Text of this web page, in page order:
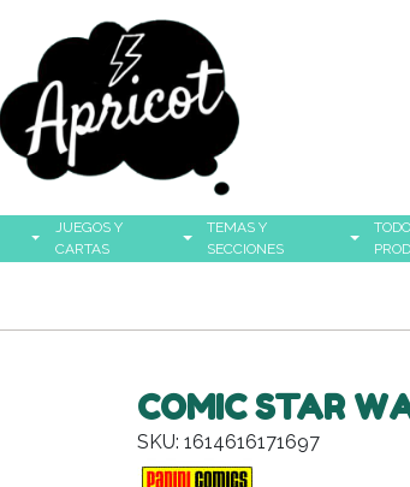
JUEGOS Y
CARTAS
TEMAS Y
SECCIONES
COMIC STAR
SKU: 1614616171697